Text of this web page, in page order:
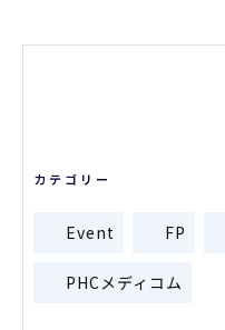
カテゴリー
Event FP
PHCメディコム